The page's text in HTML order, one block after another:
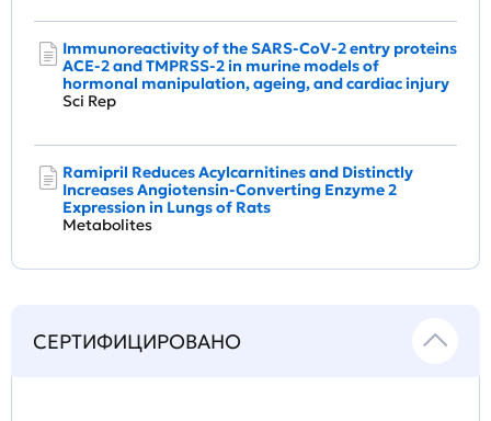
Immunoreactivity of the SARS-CoV-2 entry proteins
ACE-2 and TMPRSS-2 in murine models of
hormonal manipulation, ageing, and cardiac injury
Sci Rep
Ramipril Reduces Acylcarnitines and Distinctly
Increases Angiotensin-Converting Enzyme 2
Expression in Lungs of Rats
Metabolites
СЕРТИФИЦИРОВАНО